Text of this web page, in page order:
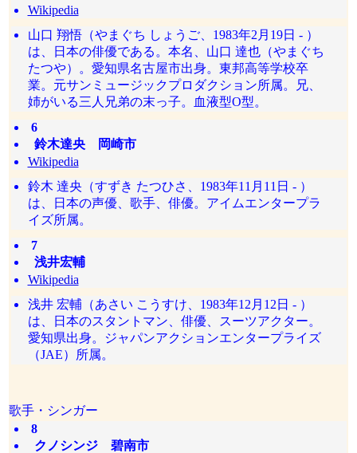
Wikipedia
山口 翔悟（やまぐち しょうご、1983年2月19日 - ）
は、日本の俳優である。本名、山口 達也（やまぐち
たつや）。愛知県名古屋市出身。東邦高等学校卒
業。元サンミュージックプロダクション所属。兄、
姉がいる三人兄弟の末っ子。血液型O型。
6
鈴木達央 岡崎市
Wikipedia
鈴木 達央（すずき たつひさ、1983年11月11日 - ）
は、日本の声優、歌手、俳優。アイムエンタープラ
イズ所属。
7
浅井宏輔
Wikipedia
浅井 宏輔（あさい こうすけ、1983年12月12日 - ）
は、日本のスタントマン、俳優、スーツアクター。
愛知県出身。ジャパンアクションエンタープライズ
（JAE）所属。
歌手・シンガー
8
クノシンジ 碧南市